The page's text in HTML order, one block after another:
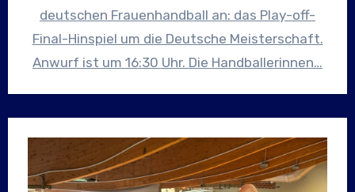
deutschen Frauenhandball an: das Play-off-
Final-Hinspiel um die Deutsche Meisterschaft.
Anwurf ist um 16:30 Uhr. Die Handballerinnen…